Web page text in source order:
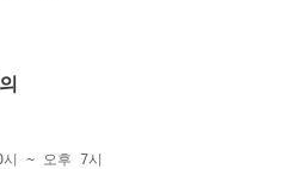
~ 오후 7시